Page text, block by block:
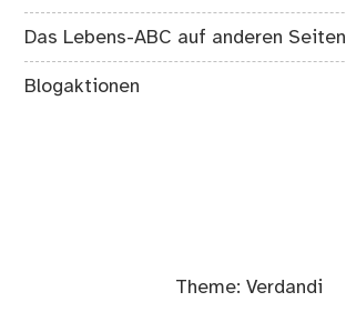
Das Lebens-ABC auf anderen Seiten
Blogaktionen
Theme: Verdandi